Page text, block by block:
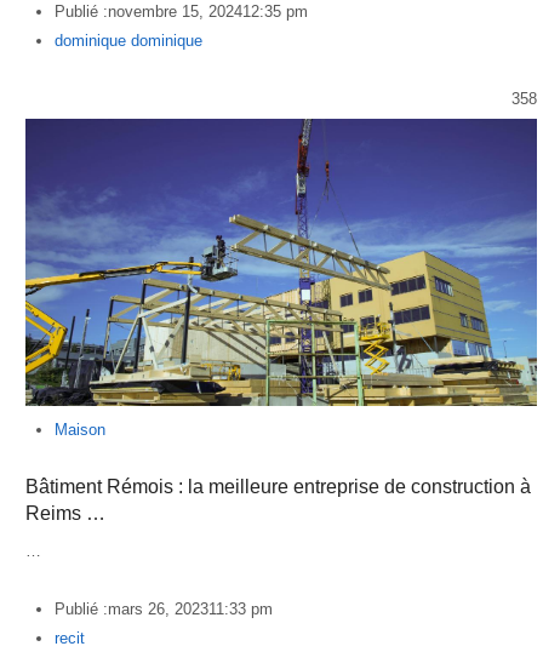
Publié :novembre 15, 202412:35 pm
Author
dominique dominique
358
Maison
Bâtiment Rémois : la meilleure entreprise de construction à
Reims …
…
Publié :mars 26, 202311:33 pm
Author
recit